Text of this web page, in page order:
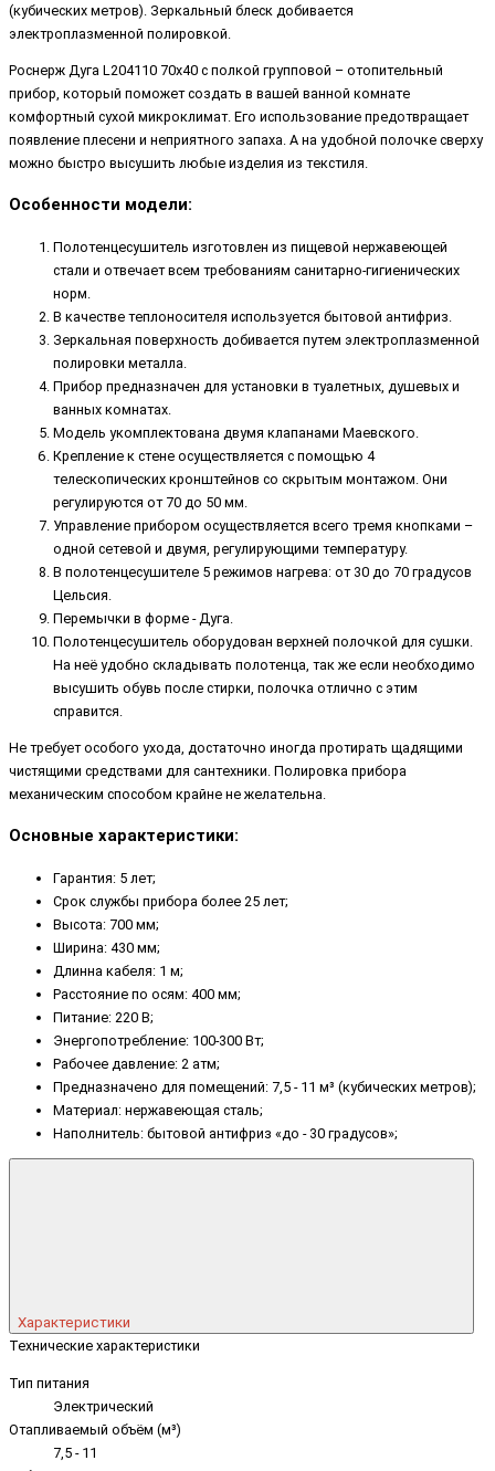
(кубических метров). Зеркальный блеск добивается
электроплазменной полировкой.
Роснерж Дуга L204110 70x40 с полкой групповой – отопительный
прибор, который поможет создать в вашей ванной комнате
комфортный сухой микроклимат. Его использование предотвращает
появление плесени и неприятного запаха. А на удобной полочке сверху
можно быстро высушить любые изделия из текстиля.
Особенности модели:
Полотенцесушитель изготовлен из пищевой нержавеющей
стали и отвечает всем требованиям санитарно-гигиенических
норм.
В качестве теплоносителя используется бытовой антифриз.
Зеркальная поверхность добивается путем электроплазменной
полировки металла.
Прибор предназначен для установки в туалетных, душевых и
ванных комнатах.
Модель укомплектована двумя клапанами Маевского.
Крепление к стене осуществляется с помощью 4
телескопических кронштейнов со скрытым монтажом. Они
регулируются от 70 до 50 мм.
Управление прибором осуществляется всего тремя кнопками –
одной сетевой и двумя, регулирующими температуру.
В полотенцесушителе 5 режимов нагрева: от 30 до 70 градусов
Цельсия.
Перемычки в форме - Дуга.
Полотенцесушитель оборудован верхней полочкой для сушки.
На неё удобно складывать полотенца, так же если необходимо
высушить обувь после стирки, полочка отлично с этим
справится.
Не требует особого ухода, достаточно иногда протирать щадящими
чистящими средствами для сантехники. Полировка прибора
механическим способом крайне не желательна.
Основные характеристики:
Гарантия: 5 лет;
Срок службы прибора более 25 лет;
Высота: 700 мм;
Ширина: 430 мм;
Длинна кабеля: 1 м;
Расстояние по осям: 400 мм;
Питание: 220 В;
Энергопотребление: 100-300 Вт;
Рабочее давление: 2 атм;
Предназначено для помещений: 7,5 - 11 м³ (кубических метров);
Материал: нержавеющая сталь;
Наполнитель: бытовой антифриз «до - 30 градусов»;
Характеристики
Технические характеристики
Тип питания
Электрический
Отапливаемый объём (м³)
7,5 - 11